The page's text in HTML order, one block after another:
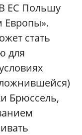
ЕС Польшу
Европы».
стать
для
Брюссель,